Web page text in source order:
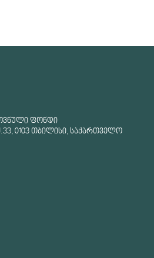
ფონდი
0103 თბილისი, საქართველო